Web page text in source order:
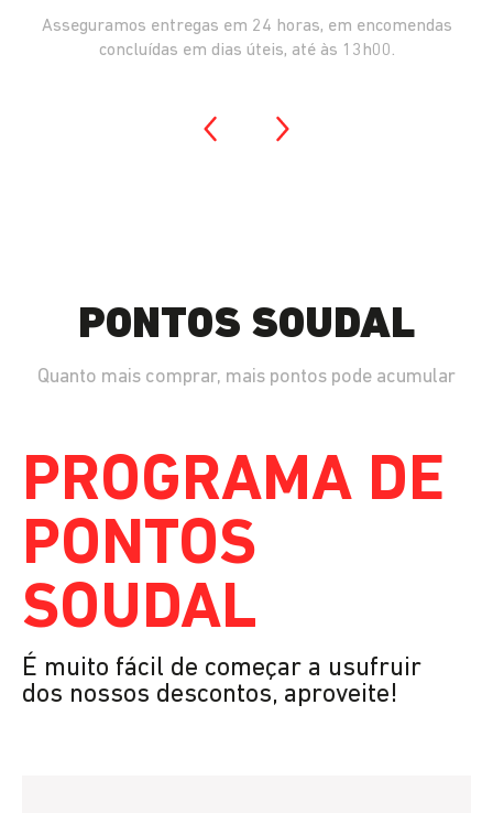
Asseguramos entregas em 24 horas, em encomendas
concluídas em dias úteis, até às 13h00.
PONTOS SOUDAL
Quanto mais comprar, mais pontos pode acumular
PROGRAMA DE
PONTOS
SOUDAL
É muito fácil de começar a usufruir
dos nossos descontos, aproveite!